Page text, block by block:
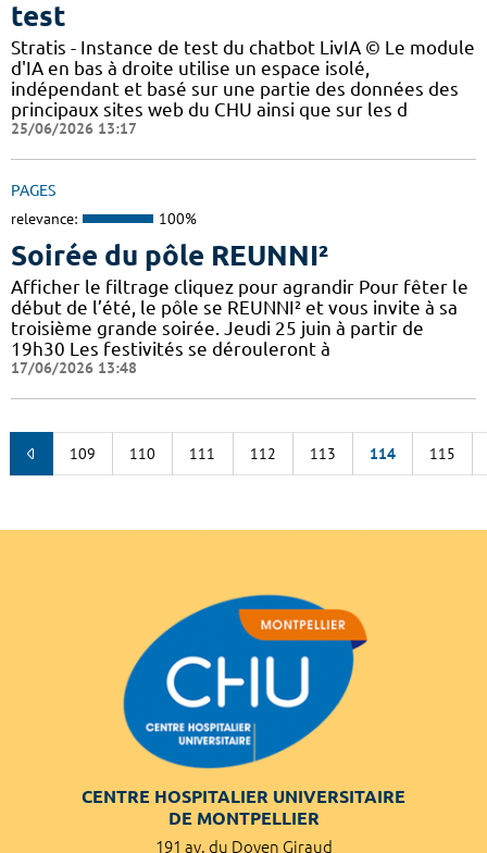
test
Stratis - Instance de test du chatbot LivIA © Le module
d'IA en bas à droite utilise un espace isolé,
indépendant et basé sur une partie des données des
principaux sites web du CHU ainsi que sur les d
25/06/2026 13:17
PAGES
relevance: 100%
Soirée du pôle REUNNI²
Afficher le filtrage cliquez pour agrandir Pour fêter le
début de l’été, le pôle se REUNNI² et vous invite à sa
troisième grande soirée. Jeudi 25 juin à partir de
19h30 Les festivités se dérouleront à
17/06/2026 13:48
109 110 111 112 113 114 115
CENTRE HOSPITALIER UNIVERSITAIRE
DE MONTPELLIER
191 av. du Doyen Giraud